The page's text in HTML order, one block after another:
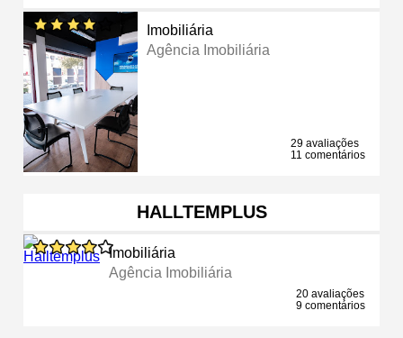
Imobiliária
Agência Imobiliária
29 avaliações
11 comentários
HALLTEMPLUS
Imobiliária
Agência Imobiliária
20 avaliações
9 comentários